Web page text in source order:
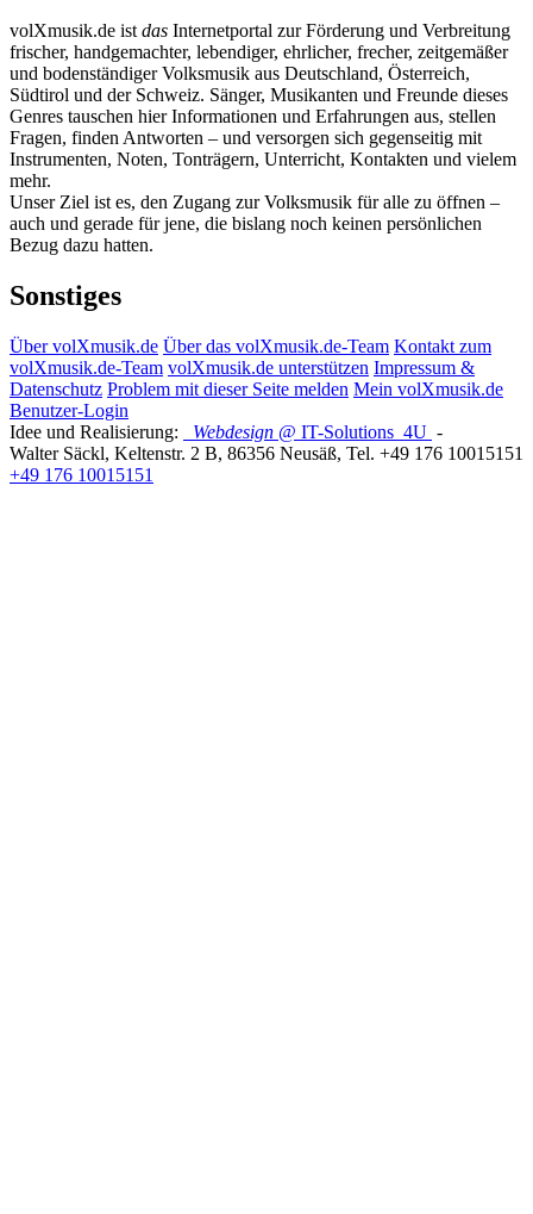
volXmusik.de ist das Internetportal zur Förderung und Verbreitung
frischer, handgemachter, lebendiger, ehrlicher, frecher, zeitgemäßer
und bodenständiger Volksmusik aus Deutschland, Österreich,
Südtirol und der Schweiz. Sänger, Musikanten und Freunde dieses
Genres tauschen hier Informationen und Erfahrungen aus, stellen
Fragen, finden Antworten – und versorgen sich gegenseitig mit
Instrumenten, Noten, Tonträgern, Unterricht, Kontakten und vielem
mehr.
Unser Ziel ist es, den Zugang zur Volksmusik für alle zu öffnen –
auch und gerade für jene, die bislang noch keinen persönlichen
Bezug dazu hatten.
Sonstiges
Über volXmusik.de Über das volXmusik.de-Team Kontakt zum
volXmusik.de-Team volXmusik.de unterstützen Impressum &
Datenschutz Problem mit dieser Seite melden Mein volXmusik.de
Benutzer-Login
Idee und Realisierung:
Webdesign @ IT-Solutions 4U -
Walter Säckl, Keltenstr. 2 B, 86356 Neusäß, Tel. +49 176 10015151
+49 176 10015151